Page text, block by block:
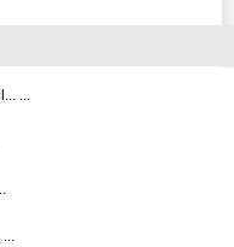
...